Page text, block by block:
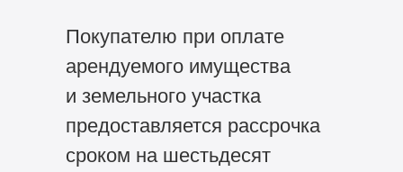
Покупателю при оплате
арендуемого имущества
и земельного участка
предоставляется рассрочка
сроком на шестьдесят